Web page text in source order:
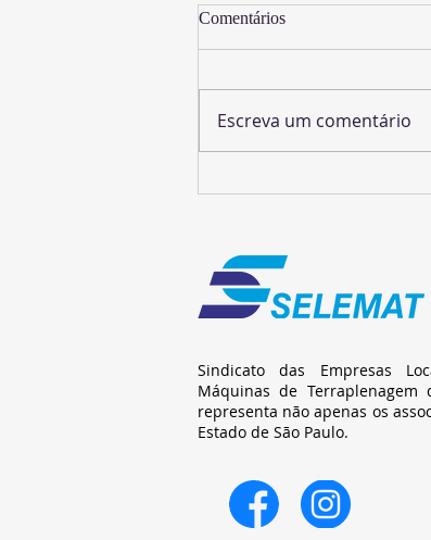
Comentários
Escreva um comentário
Sindicato das Empresas
Máquinas de
representa não apenas os
Estado de São Paulo.